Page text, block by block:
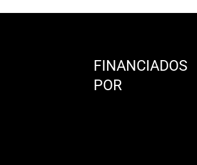
FINANCIADOS
POR